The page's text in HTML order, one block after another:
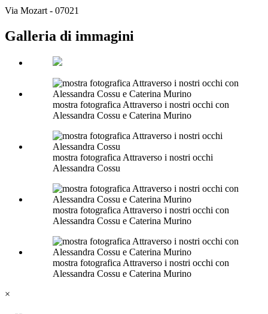
Via Mozart - 07021
Galleria di immagini
mostra fotografica Attraverso i nostri occhi con
Alessandra Cossu e Caterina Murino
mostra fotografica Attraverso i nostri occhi
Alessandra Cossu
mostra fotografica Attraverso i nostri occhi con
Alessandra Cossu e Caterina Murino
mostra fotografica Attraverso i nostri occhi con
Alessandra Cossu e Caterina Murino
×